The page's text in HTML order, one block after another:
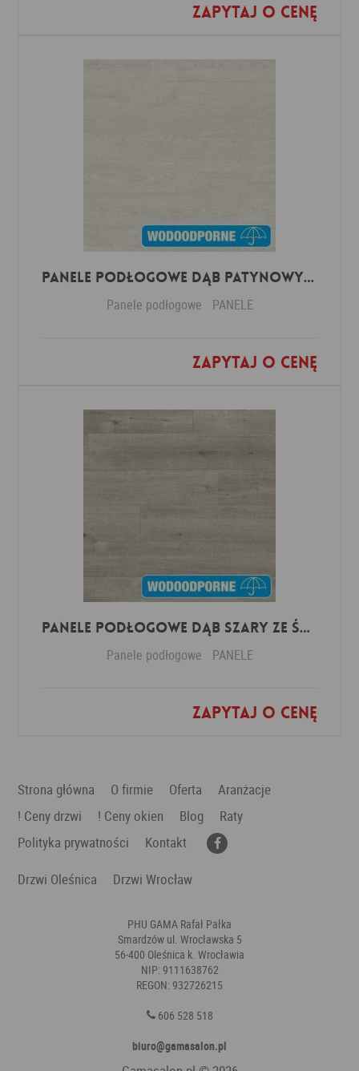
Zapytaj o cenę
Dodaj do ulubionych
Panele Podłogowe Dąb Patynowy Klasyczny Jasny IMU3559 AC5 12 mm
Panele podłogowe PANELE
Zapytaj o cenę
Dodaj do ulubionych
Panele Podłogowe Dąb Szary ze śladami cięcia piłą IMU1858 AC5 12 mm
Panele podłogowe PANELE
Zapytaj o cenę
Dodaj do ulubionych
Strona główna O firmie Oferta
Aranżacje
! Ceny drzwi
! Ceny okien Blog
Raty
Polityka prywatności
Kontakt
Drzwi Oleśnica
Drzwi Wrocław
PHU GAMA Rafał Pałka
Smardzów ul. Wrocławska 5
56-400 Oleśnica k. Wrocławia
NIP: 9111638762
REGON: 932726215
606 528 518
biuro@gamasalon.pl